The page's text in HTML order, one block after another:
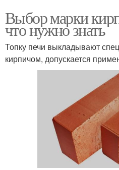
Выбор марки
что нужно знать
Топку печи выкладывают
кирпичом, допускается